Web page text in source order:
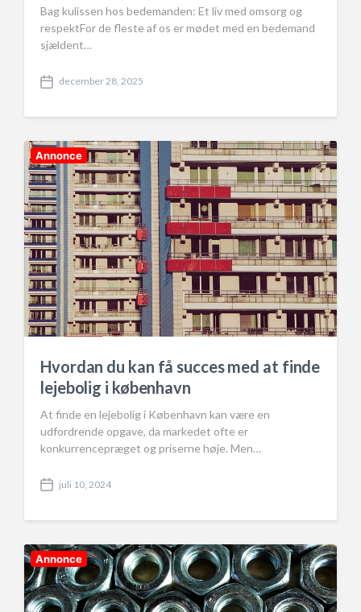
Bag kulissen hos bedemanden: Et liv med omsorg og
respektFor de fleste af os er mødet med en bedemand
sjældent…
P
s
d
a
t
e
december 28, 2025
Annonce
Hvordan du kan få succes med at finde
lejebolig i københavn
At finde en lejebolig i København kan være en
udfordrende opgave, da markedet ofte er
konkurrencepræget og priserne høje. Men…
P
s
d
a
t
e
juli 10, 2024
Annonce